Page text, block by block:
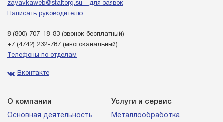
zayavkaweb@staltorg.su - для заявок
Написать руководителю
8 (800) 707-18-83 (звонок бесплатный)
+7 (4742) 232-787 (многоканальный)
Телефоны по отделам
Вконтакте
О компании
Основная деятельность
Услуги и сервис
Металлообработка